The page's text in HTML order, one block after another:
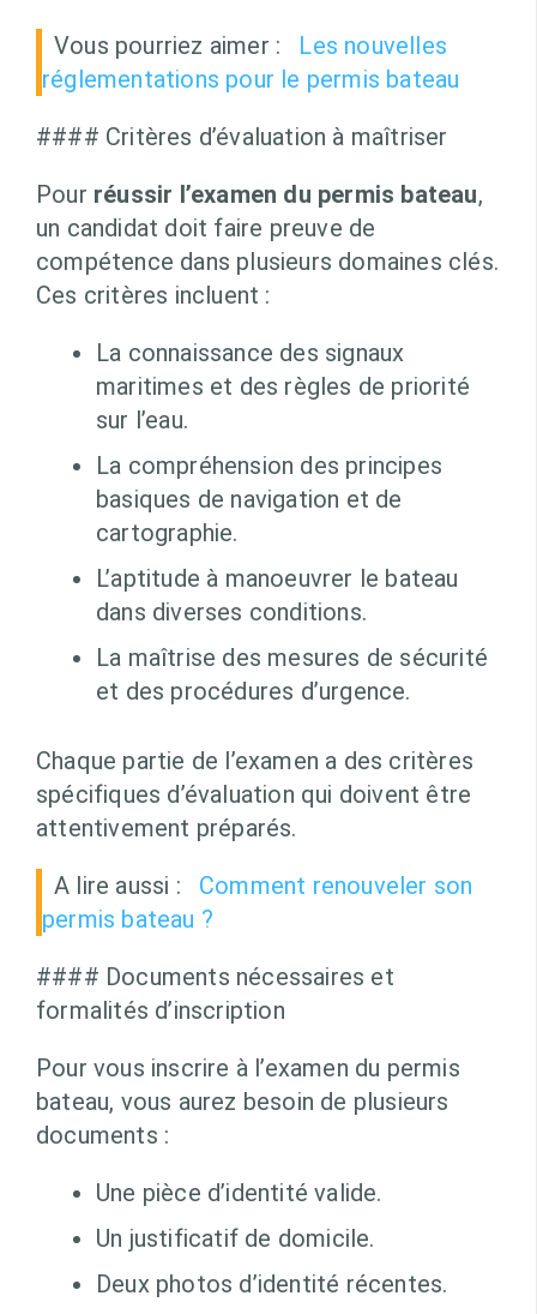
Vous pourriez aimer :
Les nouvelles
réglementations pour le permis bateau
#### Critères d’évaluation à maîtriser
Pour réussir l’examen du permis bateau,
un candidat doit faire preuve de
compétence dans plusieurs domaines clés.
Ces critères incluent :
La connaissance des signaux
maritimes et des règles de priorité
sur l’eau.
La compréhension des principes
basiques de navigation et de
cartographie.
L’aptitude à manoeuvrer le bateau
dans diverses conditions.
La maîtrise des mesures de sécurité
et des procédures d’urgence.
Chaque partie de l’examen a des critères
spécifiques d’évaluation qui doivent être
attentivement préparés.
A lire aussi :
Comment renouveler son
permis bateau ?
#### Documents nécessaires et
formalités d’inscription
Pour vous inscrire à l’examen du permis
bateau, vous aurez besoin de plusieurs
documents :
Une pièce d’identité valide.
Un justificatif de domicile.
Deux photos d’identité récentes.